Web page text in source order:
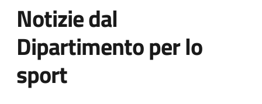
Notizie dal
Dipartimento per lo
sport